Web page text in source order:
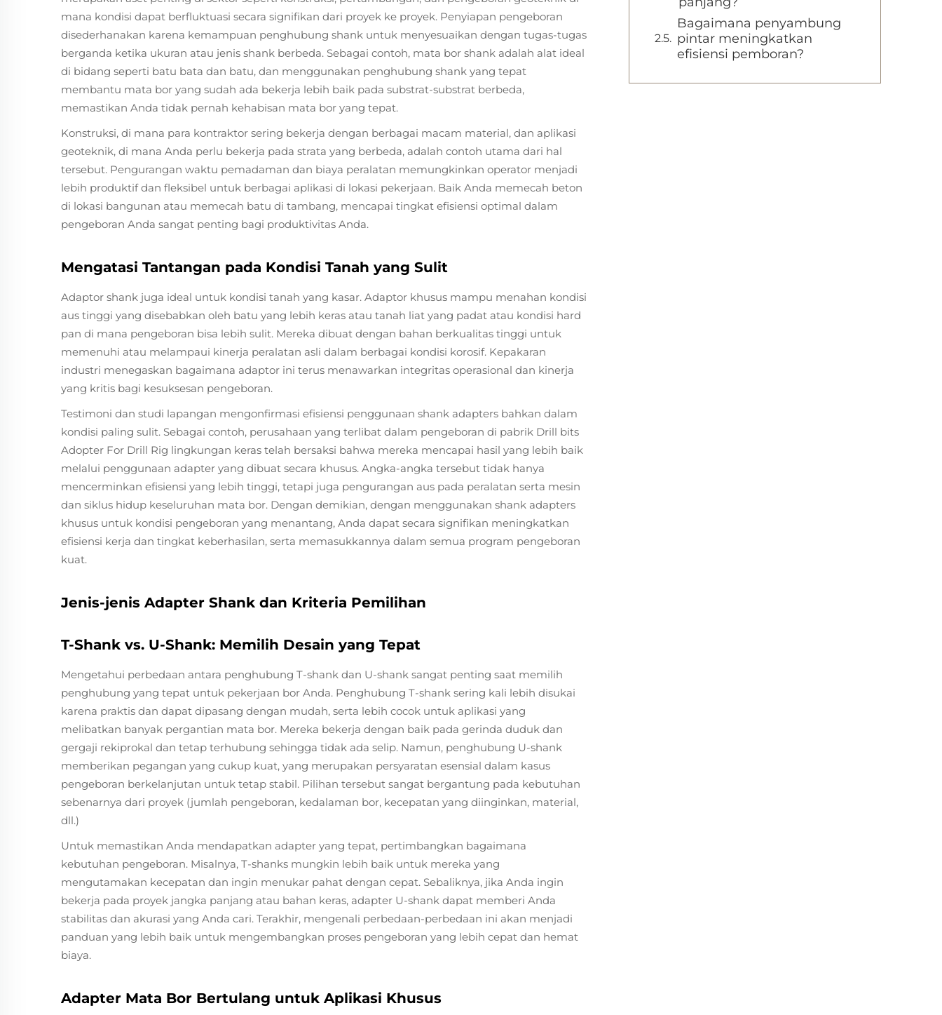
mana kondisi dapat berfluktuasi secara signifikan dari proyek ke proyek. Penyiapan pengeboran
disederhanakan karena kemampuan penghubung shank untuk menyesuaikan dengan tugas-tugas
berganda ketika ukuran atau jenis shank berbeda. Sebagai contoh, mata bor shank adalah alat ideal
di bidang seperti batu bata dan batu, dan menggunakan penghubung shank yang tepat
membantu mata bor yang sudah ada bekerja lebih baik pada substrat-substrat berbeda,
memastikan Anda tidak pernah kehabisan mata bor yang tepat.
Konstruksi, di mana para kontraktor sering bekerja dengan berbagai macam material, dan aplikasi
geoteknik, di mana Anda perlu bekerja pada strata yang berbeda, adalah contoh utama dari hal
tersebut. Pengurangan waktu pemadaman dan biaya peralatan memungkinkan operator menjadi
lebih produktif dan fleksibel untuk berbagai aplikasi di lokasi pekerjaan. Baik Anda memecah beton
di lokasi bangunan atau memecah batu di tambang, mencapai tingkat efisiensi optimal dalam
pengeboran Anda sangat penting bagi produktivitas Anda.
Mengatasi Tantangan pada Kondisi Tanah yang Sulit
Adaptor shank juga ideal untuk kondisi tanah yang kasar. Adaptor khusus mampu menahan kondisi
aus tinggi yang disebabkan oleh batu yang lebih keras atau tanah liat yang padat atau kondisi hard
pan di mana pengeboran bisa lebih sulit. Mereka dibuat dengan bahan berkualitas tinggi untuk
memenuhi atau melampaui kinerja peralatan asli dalam berbagai kondisi korosif. Kepakaran
industri menegaskan bagaimana adaptor ini terus menawarkan integritas operasional dan kinerja
yang kritis bagi kesuksesan pengeboran.
Testimoni dan studi lapangan mengonfirmasi efisiensi penggunaan shank adapters bahkan dalam
kondisi paling sulit. Sebagai contoh, perusahaan yang terlibat dalam pengeboran di pabrik Drill bits
Adopter For Drill Rig lingkungan keras telah bersaksi bahwa mereka mencapai hasil yang lebih baik
melalui penggunaan adapter yang dibuat secara khusus. Angka-angka tersebut tidak hanya
mencerminkan efisiensi yang lebih tinggi, tetapi juga pengurangan aus pada peralatan serta mesin
dan siklus hidup keseluruhan mata bor. Dengan demikian, dengan menggunakan shank adapters
khusus untuk kondisi pengeboran yang menantang, Anda dapat secara signifikan meningkatkan
efisiensi kerja dan tingkat keberhasilan, serta memasukkannya dalam semua program pengeboran
kuat.
Jenis-jenis Adapter Shank dan Kriteria Pemilihan
T-Shank vs. U-Shank: Memilih Desain yang Tepat
Mengetahui perbedaan antara penghubung T-shank dan U-shank sangat penting saat memilih
penghubung yang tepat untuk pekerjaan bor Anda. Penghubung T-shank sering kali lebih disukai
karena praktis dan dapat dipasang dengan mudah, serta lebih cocok untuk aplikasi yang
melibatkan banyak pergantian mata bor. Mereka bekerja dengan baik pada gerinda duduk dan
gergaji rekiprokal dan tetap terhubung sehingga tidak ada selip. Namun, penghubung U-shank
memberikan pegangan yang cukup kuat, yang merupakan persyaratan esensial dalam kasus
pengeboran berkelanjutan untuk tetap stabil. Pilihan tersebut sangat bergantung pada kebutuhan
sebenarnya dari proyek (jumlah pengeboran, kedalaman bor, kecepatan yang diinginkan, material,
dll.)
Untuk memastikan Anda mendapatkan adapter yang tepat, pertimbangkan bagaimana
kebutuhan pengeboran. Misalnya, T-shanks mungkin lebih baik untuk mereka yang
mengutamakan kecepatan dan ingin menukar pahat dengan cepat. Sebaliknya, jika Anda ingin
bekerja pada proyek jangka panjang atau bahan keras, adapter U-shank dapat memberi Anda
stabilitas dan akurasi yang Anda cari. Terakhir, mengenali perbedaan-perbedaan ini akan menjadi
panduan yang lebih baik untuk mengembangkan proses pengeboran yang lebih cepat dan hemat
biaya.
Adapter Mata Bor Bertulang untuk Aplikasi Khusus
Bagaimana penyambung
pintar meningkatkan
efisiensi pemboran?